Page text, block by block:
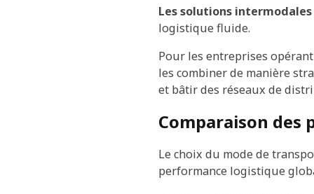
Les solutions
logistique fluide.
Pour les entreprises
les combiner de manière
et bâtir des réseaux de
Comparaison des
Le choix du mode de
performance logistique